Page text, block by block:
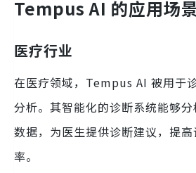
Tempus AI 的应用场
医疗行业
在医疗领域，Tempus AI 被用于
分析。其智能化的诊断系统能够
数据，为医生提供诊断建议，提
率。